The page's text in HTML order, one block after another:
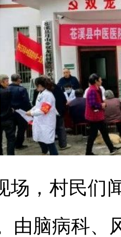
场，村民们
由脑病科、